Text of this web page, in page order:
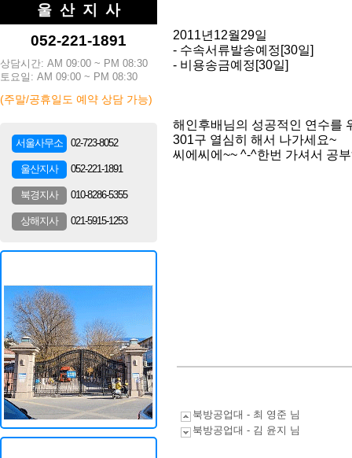
울산지사
052-221-1891
상담시간: AM 09:00 ~ PM 08:30
토요일: AM 09:00 ~ PM 08:30
(주말/공휴일도 예약 상담 가능)
서울사무소 02-723-8052
울산지사 052-221-1891
북경지사 010-8286-5355
상해지사 021-5915-1253
2011년12월29일
- 수속서류발송예정[30일]
- 비용송금예정[30일]
해인후배님의 성공적인 연수를
301구 열심히 해서 나가세요~
씨에씨에~~ ^-^한번 가셔서 공
북방공업대 - 최 영준 님
북방공업대 - 김 윤지 님